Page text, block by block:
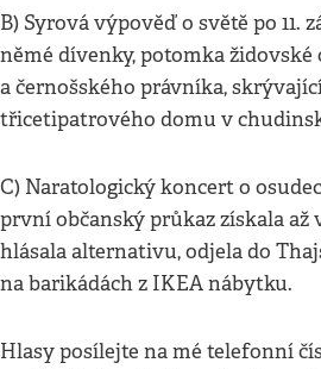
B) Syrová výpověď o světě po 11.
němé dívenky, potomka
a černošského právníka,
třicetipatrového domu v
C) Naratologický koncert o
první občanský průkaz získala až
hlásala alternativu, odjela do
na barikádách z IKEA nábytku.
Hlasy posílejte na mé telefonní